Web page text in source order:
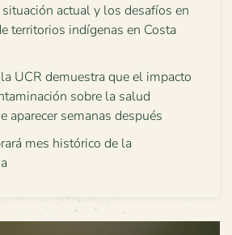
actual y los desafíos en
territorios indígenas en Costa
UCR demuestra que el impacto
sobre la salud
aparecer semanas después
mes histórico de la